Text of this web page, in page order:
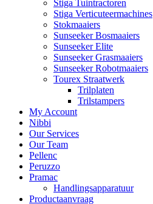
Stiga Tuintractoren
Stiga Verticuteermachines
Stokmaaiers
Sunseeker Bosmaaiers
Sunseeker Elite
Sunseeker Grasmaaiers
Sunseeker Robotmaaiers
Tourex Straatwerk
Trilplaten
Trilstampers
My Account
Nibbi
Our Services
Our Team
Pellenc
Peruzzo
Pramac
Handlingsapparatuur
Productaanvraag